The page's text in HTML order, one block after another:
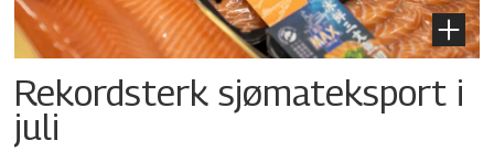
Rekordsterk sjømateksport i
juli